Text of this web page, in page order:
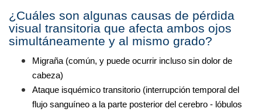
¿Cuáles son algunas causas de pérdida
visual transitoria que afecta ambos ojos
simultáneamente y al mismo grado?
Migraña (común, y puede ocurrir incluso sin dolor de
cabeza)
Ataque isquémico transitorio (interrupción temporal del
flujo sanguíneo a la parte posterior del cerebro - lóbulos